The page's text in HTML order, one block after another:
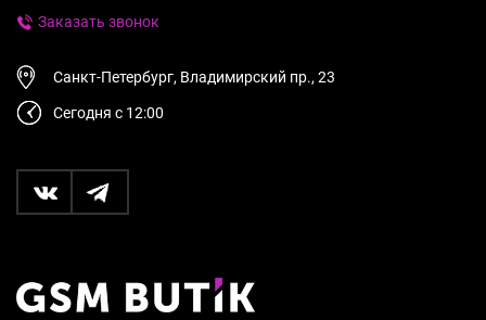
Заказать звонок
Санкт-Петербург, Владимирский пр., 23
Сегодня с 12:00